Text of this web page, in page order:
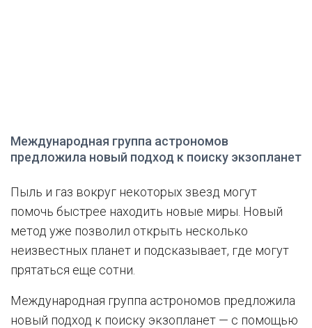
Международная группа астрономов
предложила новый подход к поиску экзопланет
Пыль и газ вокруг некоторых звезд могут
помочь быстрее находить новые миры. Новый
метод уже позволил открыть несколько
неизвестных планет и подсказывает, где могут
прятаться еще сотни.
Международная группа астрономов предложила
новый подход к поиску экзопланет — с помощью